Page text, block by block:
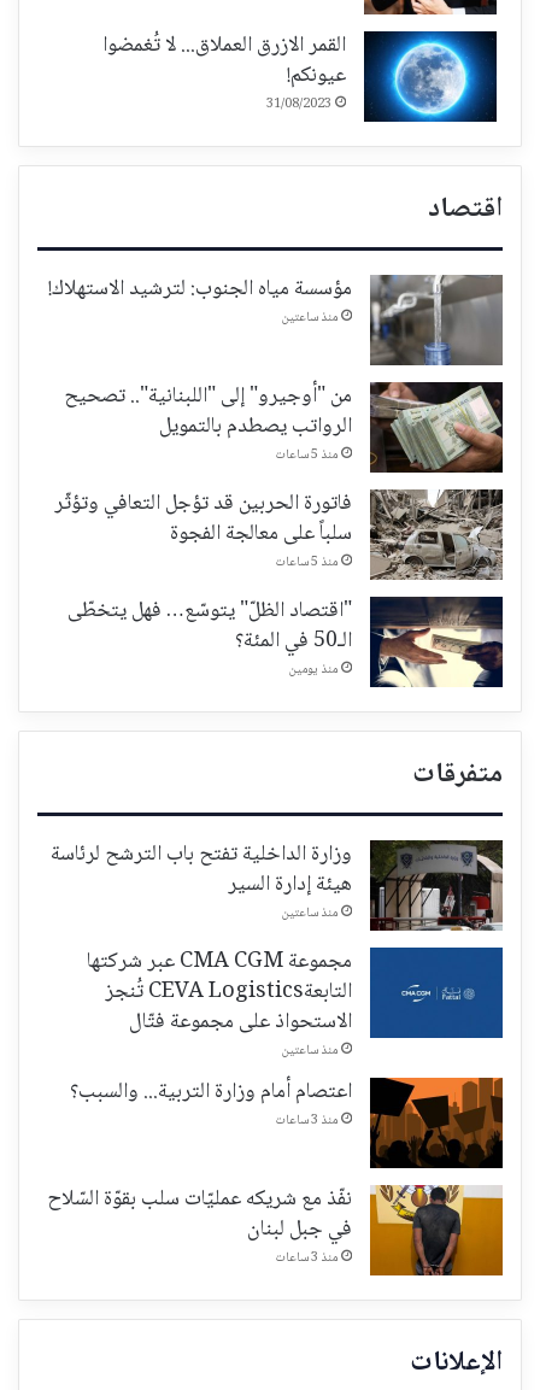
القمر الازرق العملاق... لا تُغمضوا
عيونكم!
31/08/2023
اقتصاد
مؤسسة مياه الجنوب: لترشيد الاستهلاك!
منذ ساعتين
من "أوجيرو" إلى "اللبنانية".. تصحيح
الرواتب يصطدم بالتمويل
منذ 5 ساعات
فاتورة الحربين قد تؤجل التعافي وتؤثّر
سلباً على معالجة الفجوة
منذ 5 ساعات
"اقتصاد الظلّ" يتوسّع… فهل يتخطّى
الـ50 في المئة؟
منذ يومين
متفرقات
وزارة الداخلية تفتح باب الترشح لرئاسة
هيئة إدارة السير
منذ ساعتين
مجموعة CMA CGM عبر شركتها
التابعةCEVA Logistics تُنجز
الاستحواذ على مجموعة فتّال
منذ ساعتين
اعتصام أمام وزارة التربية... والسبب؟
منذ 3 ساعات
نفّذ مع شريكه عمليّات سلب بقوّة السّلاح
في جبل لبنان
منذ 3 ساعات
الإعلانات